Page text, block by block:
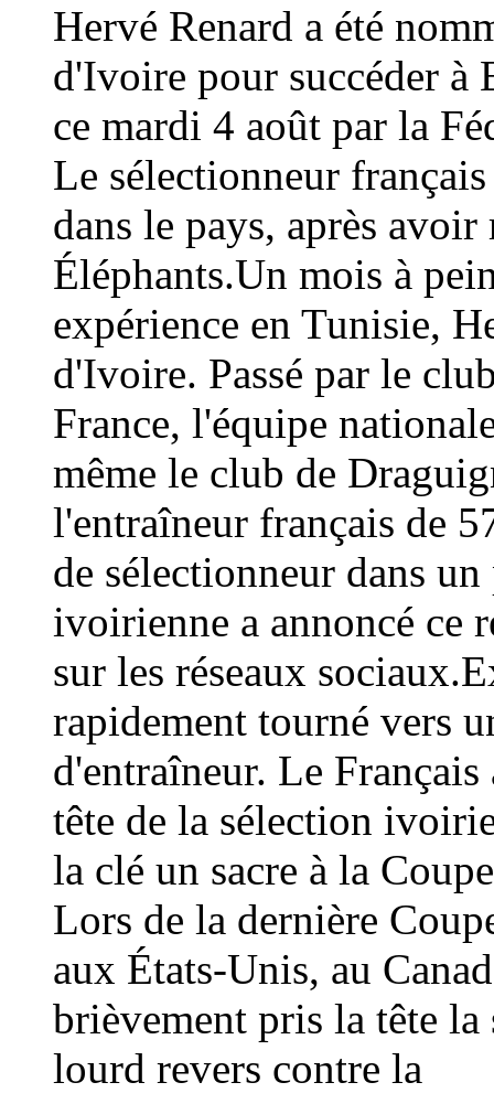
Hervé Renard a été
d'Ivoire pour succéder à
ce mardi 4 août par la
Le sélectionneur
dans le pays, après
Éléphants.Un mois à
expérience en Tunisie,
d'Ivoire. Passé par le
France, l'équipe
même le club de
l'entraîneur français de
de sélectionneur dans
ivoirienne a annoncé ce
sur les réseaux
rapidement tourné vers
d'entraîneur. Le
tête de la sélection
la clé un sacre à la
Lors de la dernière
aux États-Unis, au
brièvement pris la tête
lourd revers contre la